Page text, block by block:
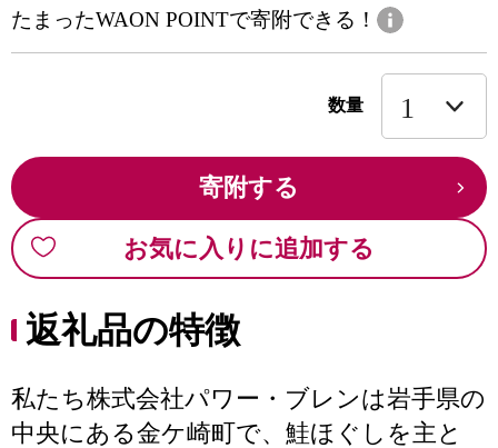
たまったWAON POINTで寄附できる！
数量
寄附する
お気に入りに追加する
返礼品の特徴
私たち株式会社パワー・ブレンは岩手県の
中央にある金ケ崎町で、鮭ほぐしを主と